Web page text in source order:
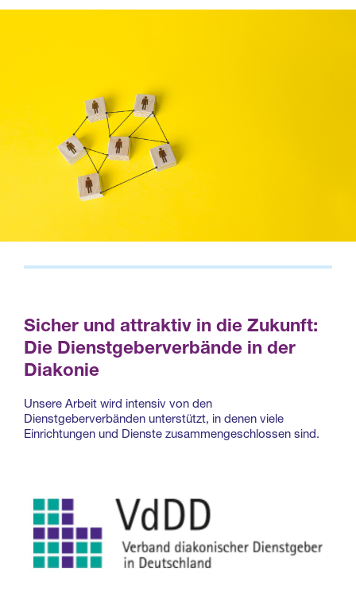
Sicher und attraktiv in die Zukunft:
Die Dienstgeberverbände in der
Diakonie
Unsere Arbeit wird intensiv von den
Dienstgeberverbänden unterstützt, in denen viele
Einrichtungen und Dienste zusammengeschlossen sind.